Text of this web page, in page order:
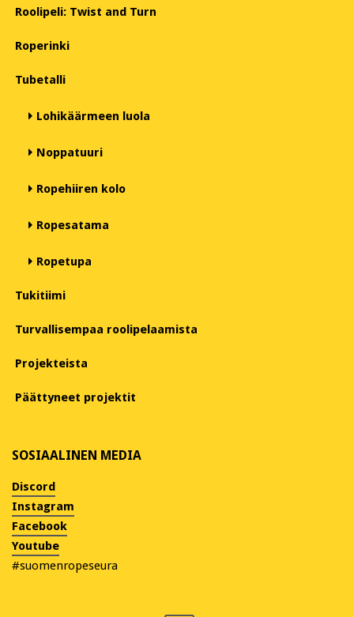
Roolipeli: Twist and Turn
Roperinki
Tubetalli
Lohikäärmeen luola
Noppatuuri
Ropehiiren kolo
Ropesatama
Ropetupa
Tukitiimi
Turvallisempaa roolipelaamista
Projekteista
Päättyneet projektit
SOSIAALINEN MEDIA
Discord
Instagram
Facebook
Youtube
#suomenropeseura